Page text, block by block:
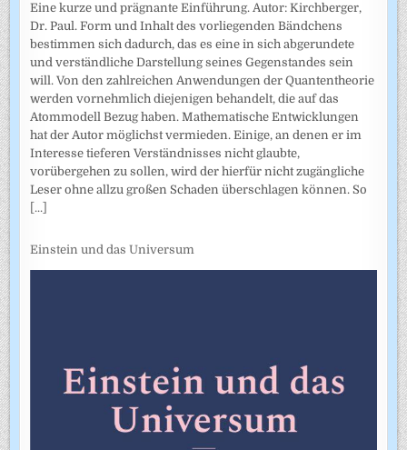
Eine kurze und prägnante Einführung. Autor: Kirchberger,
Dr. Paul. Form und Inhalt des vorliegenden Bändchens
bestimmen sich dadurch, das es eine in sich abgerundete
und verständliche Darstellung seines Gegenstandes sein
will. Von den zahlreichen Anwendungen der Quantentheorie
werden vornehmlich diejenigen behandelt, die auf das
Atommodell Bezug haben. Mathematische Entwicklungen
hat der Autor möglichst vermieden. Einige, an denen er im
Interesse tieferen Verständnisses nicht glaubte,
vorübergehen zu sollen, wird der hierfür nicht zugängliche
Leser ohne allzu großen Schaden überschlagen können. So
[...]
Einstein und das Universum